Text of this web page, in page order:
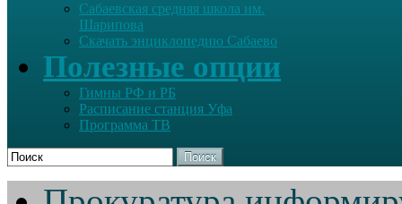
Сабаевская средняя школа им.
Шарипова
Скачать энциклопедию Сабаево
Полезные опции
Гимны РФ и РБ
Расписание станция Уфа
Программа ТВ
Поиск